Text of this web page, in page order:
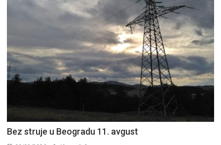
Bez struje u Beogradu 11. avgust